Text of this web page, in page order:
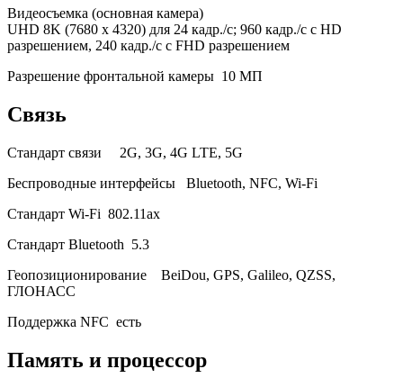
Видеосъемка (основная камера)
UHD 8K (7680 x 4320) для 24 кадр./c; 960 кадр./с с HD
разрешением, 240 кадр./с с FHD разрешением
Разрешение фронтальной камеры 10 МП
Связь
Стандарт связи 2G, 3G, 4G LTE, 5G
Беспроводные интерфейсы Bluetooth, NFC, Wi-Fi
Стандарт Wi-Fi 802.11ax
Стандарт Bluetooth 5.3
Геопозиционирование BeiDou, GPS, Galileo, QZSS,
ГЛОНАСС
Поддержка NFC есть
Память и процессор